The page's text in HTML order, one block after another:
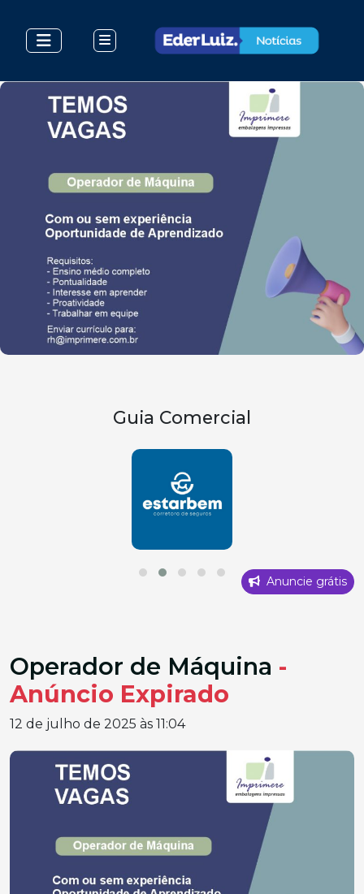
Guia Comercial
Anuncie grátis
Operador de Máquina -
Anúncio Expirado
12 de julho de 2025 às 11:04